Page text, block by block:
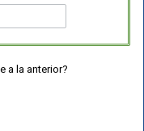
a la anterior?